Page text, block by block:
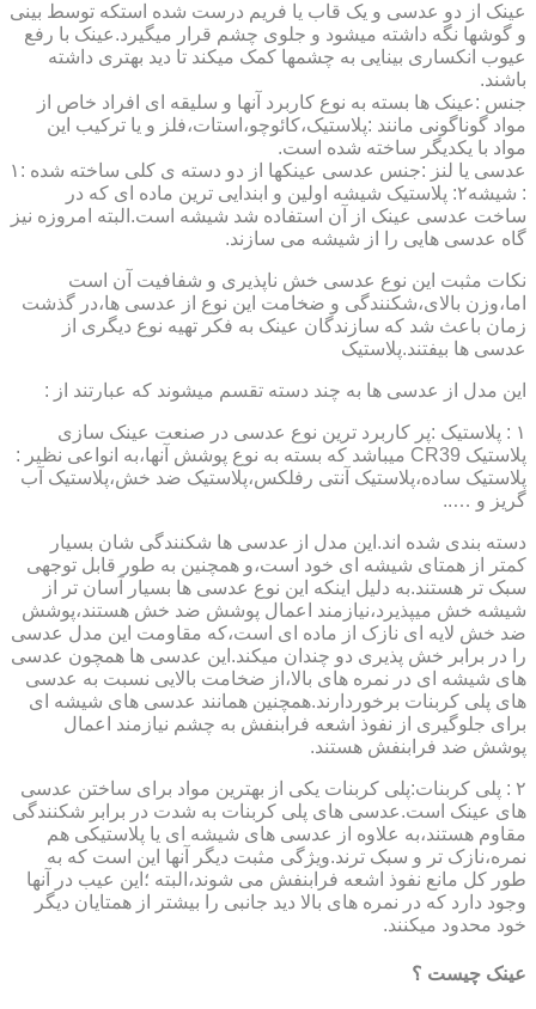
عینک از دو عدسی و یک قاب یا فریم درست شده استکه توسط بینی
و گوشها نگه داشته میشود و جلوی چشم قرار میگیرد.عینک با رفع
عیوب انکساری بینایی به چشمها کمک میکند تا دید بهتری داشته
باشند.
جنس :عینک ها بسته به نوع کاربرد آنها و سلیقه ای افراد خاص از
مواد گوناگونی مانند :پلاستیک،کائوچو،استات،فلز و یا ترکیب این
مواد با یکدیگر ساخته شده است.
عدسی یا لنز :جنس عدسی عینکها از دو دسته ی کلی ساخته شده :۱
: شیشه۲: پلاستیک شیشه اولین و ابندایی ترین ماده ای که در
ساخت عدسی عینک از آن استفاده شد شیشه است.البته امروزه نیز
گاه عدسی هایی را از شیشه می سازند.
نکات مثبت این نوع عدسی خش ناپذیری و شفافیت آن است
اما،وزن بالای،شکنندگی و ضخامت این نوع از عدسی ها،در گذشت
زمان باعث شد که سازندگان عینک به فکر تهیه نوع دیگری از
عدسی ها بیفتند.پلاستیک
این مدل از عدسی ها به چند دسته تقسم میشوند که عبارتند از :
۱ : پلاستیک :پر کاربرد ترین نوع عدسی در صنعت عینک سازی
پلاستیک CR39 میباشد که بسته به نوع پوشش آنها،به انواعی نظیر :
پلاستیک ساده،پلاستیک آنتی رفلکس،پلاستیک ضد خش،پلاستیک آب
گریز و …..
دسته بندی شده اند.این مدل از عدسی ها شکنندگی شان بسیار
کمتر از همتای شیشه ای خود است،و همچنین به طور قابل توجهی
سبک تر هستند.به دلیل اینکه این نوع عدسی ها بسیار آسان تر از
شیشه خش میپذیرد،نیازمند اعمال پوشش ضد خش هستند،پوشش
ضد خش لایه ای نازک از ماده ای است،که مقاومت این مدل عدسی
را در برابر خش پذیری دو چندان میکند.این عدسی ها همچون عدسی
های شیشه ای در نمره های بالا،از ضخامت بالایی نسبت به عدسی
های پلی کربنات برخوردارند.همچنین همانند عدسی های شیشه ای
برای جلوگیری از نفوذ اشعه فرابنفش به چشم نیازمند اعمال
پوشش ضد فرابنفش هستند.
۲ : پلی کربنات:پلی کربنات یکی از بهترین مواد برای ساختن عدسی
های عینک است.عدسی های پلی کربنات به شدت در برابر شکنندگی
مقاوم هستند،به علاوه از عدسی های شیشه ای یا پلاستیکی هم
نمره،نازک تر و سبک ترند.ویژگی مثبت دیگر آنها این است که به
طور کل مانع نفوذ اشعه فرابنفش می شوند،البته ؛این عیب در آنها
وجود دارد که در نمره های بالا دید جانبی را بیشتر از همتایان دیگر
خود محدود میکنند.
عینک چیست ؟